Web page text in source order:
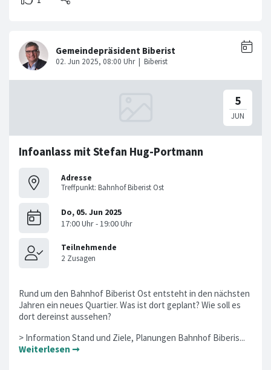
Infoanlass mit Stefan Hug-Portmann
Adresse
Treffpunkt: Bahnhof Biberist Ost
Rund um den Bahnhof Biberist Ost entsteht in den nächsten
Jahren ein neues Quartier. Was ist dort geplant? Wie soll es
dort dereinst aussehen?
> Information Stand und Ziele, Planungen Bahnhof Biberis...
Weiterlesen ➞